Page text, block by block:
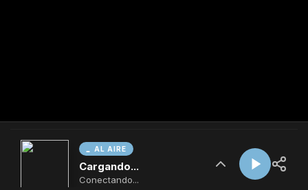
AL AIRE
Cargando...
Conectando...